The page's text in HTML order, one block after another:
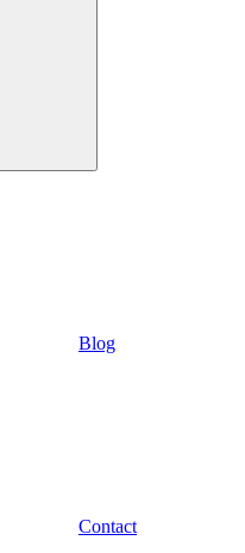
Blog
Contact